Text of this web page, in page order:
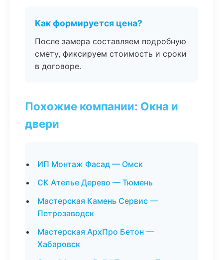
Как формируется цена?
После замера составляем подробную
смету, фиксируем стоимость и сроки
в договоре.
Похожие компании: Окна и
двери
ИП Монтаж Фасад — Омск
СК Ателье Дерево — Тюмень
Мастерская Камень Сервис —
Петрозаводск
Мастерская АрхПро Бетон —
Хабаровск